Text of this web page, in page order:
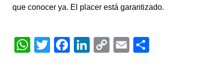
que conocer ya. El placer está garantizado.
W
T
F
Li
C
E